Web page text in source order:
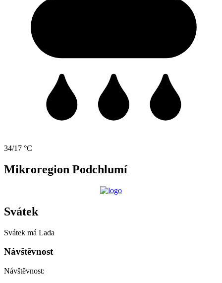
34/17 °C
Mikroregion Podchlumí
Svátek
Svátek má Lada
Návštěvnost
Návštěvnost: